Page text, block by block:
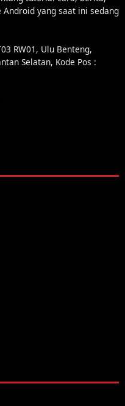
yang saat ini sedang
RW01, Ulu Benteng,
Selatan, Kode Pos :